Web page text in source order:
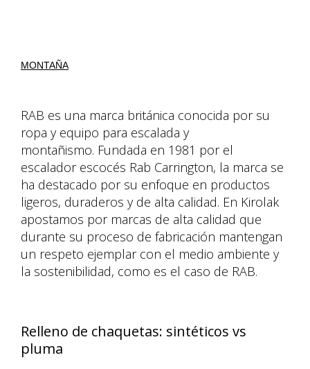
MONTAÑA
RAB es una marca británica conocida por su
ropa y equipo para escalada y
montañismo. Fundada en 1981 por el
escalador escocés Rab Carrington, la marca se
ha destacado por su enfoque en productos
ligeros, duraderos y de alta calidad. En Kirolak
apostamos por marcas de alta calidad que
durante su proceso de fabricación mantengan
un respeto ejemplar con el medio ambiente y
la sostenibilidad, como es el caso de RAB.
Relleno de chaquetas: sintéticos vs
pluma